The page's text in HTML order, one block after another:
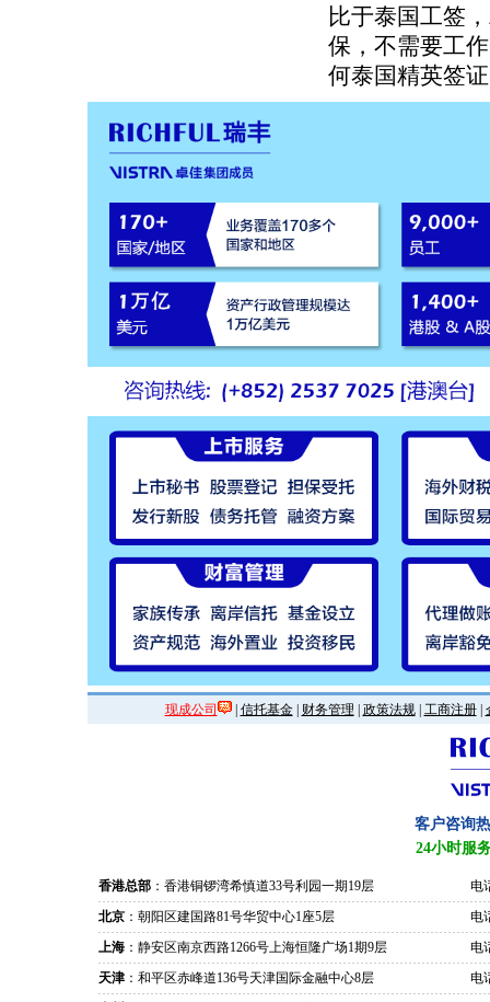
比于泰国工签
保，不需要工
何泰国精英签
现成公司 | 信托基金| 财务管理 政策法规| 工商注册|
客户咨询
24小时服
香港总部 ：香港铜锣湾希慎道33号利园一期19层
电
北京 ：朝阳区建国路81号华贸中心1座5层
电
上海 ：静安区南京西路1266号上海恒隆广场1期9层
电
天津 ：和平区赤峰道136号天津国际金融中心8层
电